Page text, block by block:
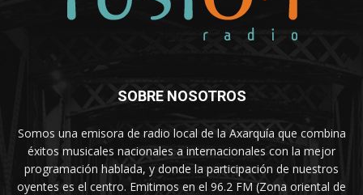
SOBRE NOSOTROS
Somos una emisora de radio local de la Axarquía que combina
éxitos musicales nacionales a internacionales con la mejor
programación hablada, y donde la participación de nuestros
oyentes es el centro. Emitimos en el 96.2 FM (Zona oriental de